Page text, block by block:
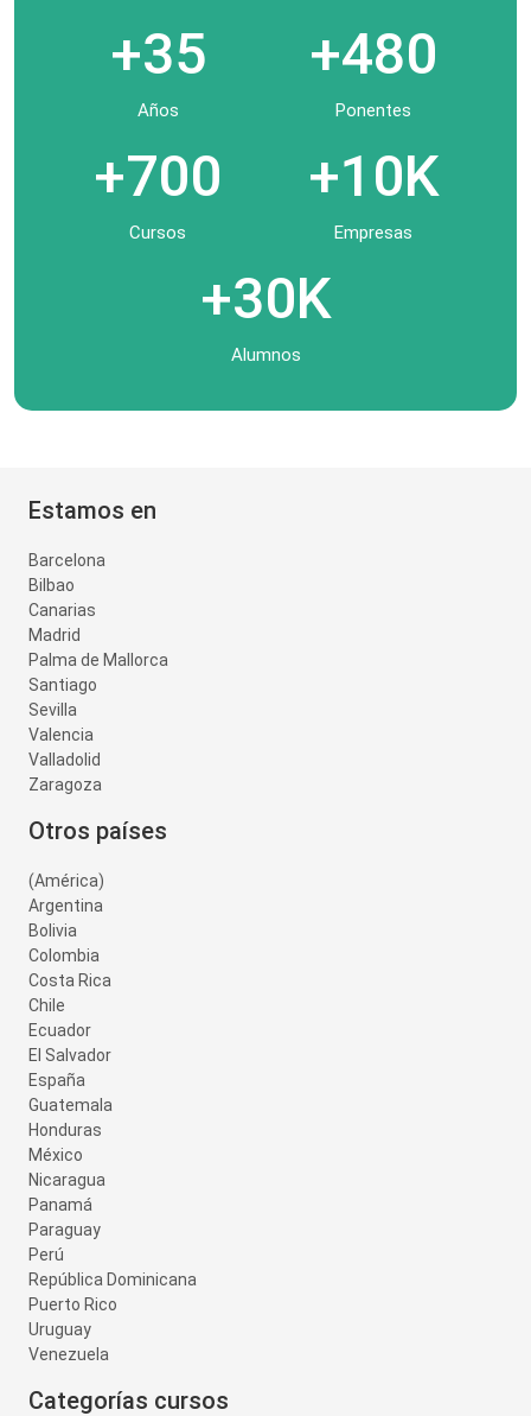
+35
Años
+480
Ponentes
+700
Cursos
+10K
Empresas
+30K
Alumnos
Estamos en
Barcelona
Bilbao
Canarias
Madrid
Palma de Mallorca
Santiago
Sevilla
Valencia
Valladolid
Zaragoza
Otros países
(América)
Argentina
Bolivia
Colombia
Costa Rica
Chile
Ecuador
El Salvador
España
Guatemala
Honduras
México
Nicaragua
Panamá
Paraguay
Perú
República Dominicana
Puerto Rico
Uruguay
Venezuela
Categorías cursos